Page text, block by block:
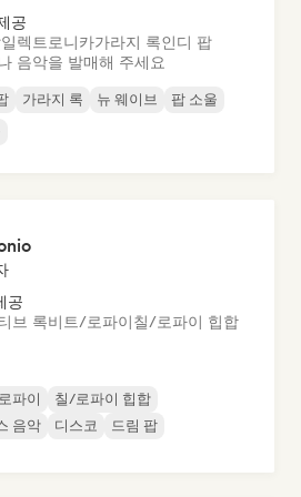
공
일렉트로니카가라지 록인디 팝
음악을 발매해 주세요
가라지 록 뉴 웨이브
팝 소울
공
브 록비트/로파이칠/로파이 힙합
파이
칠/로파이 힙합
음악 디스코
드림 팝